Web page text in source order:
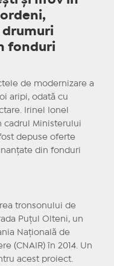
drumuri
fonduri
de modernizare a
aripi, odată cu
Irinel Ionel
cadrul Ministerului
depuse oferte
din fonduri
tronsonului de
Puțul Olteni, un
Națională de
(CNAIR) în 2014. Un
acest proiect.